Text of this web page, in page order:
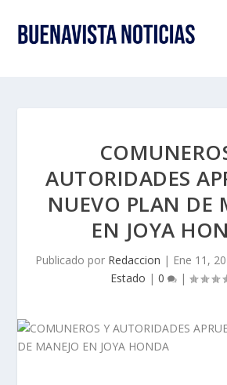
AUTORIDADES
NUEVO PLAN DE
EN JOYA
Publicado por Redaccion | Ene 11,
Estado | 0 |